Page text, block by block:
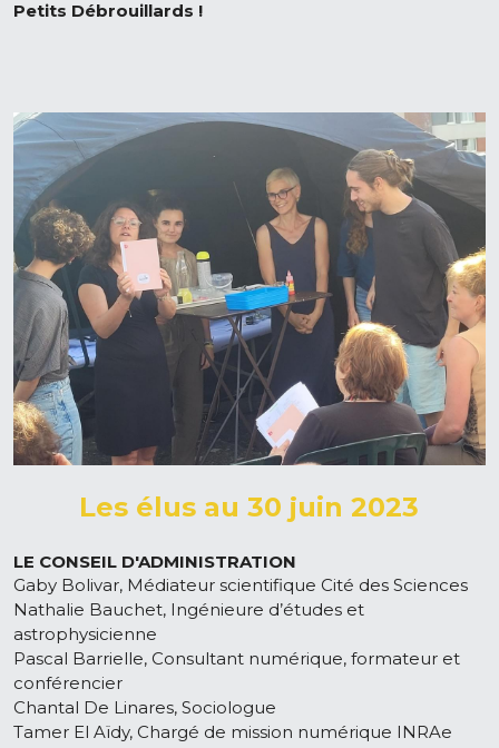
Petits Débrouillards !
Les élus au 30 juin 2023
LE CONSEIL D'ADMINISTRATION
Gaby Bolivar, Médiateur scientifique Cité des Sciences
Nathalie Bauchet, Ingénieure d’études et
astrophysicienne
Pascal Barrielle, Consultant numérique, formateur et
conférencier
Chantal De Linares, Sociologue
Tamer El Aïdy, Chargé de mission numérique INRAe